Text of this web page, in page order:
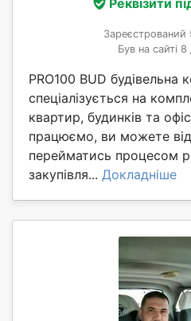
Реквізити
Зареєстрований
Був на сайті
PRO100 BUD будівельна
спеціалізується на
квартир, будинків та
працюємо, ви можете
перейматись процесом
закупівля... Докладніше